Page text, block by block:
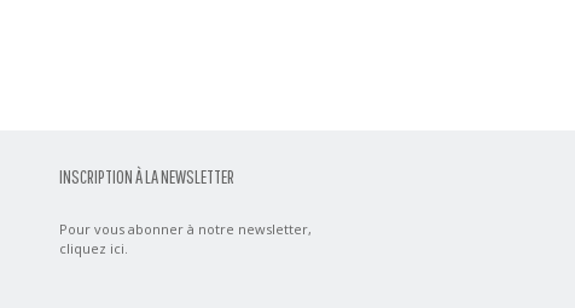
INSCRIPTION À LA NEWSLETTER
Pour vous abonner à notre newsletter,
cliquez ici.